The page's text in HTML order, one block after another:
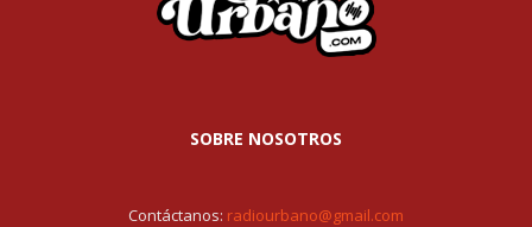
SOBRE NOSOTROS
Contáctanos: radiourbano@gmail.com